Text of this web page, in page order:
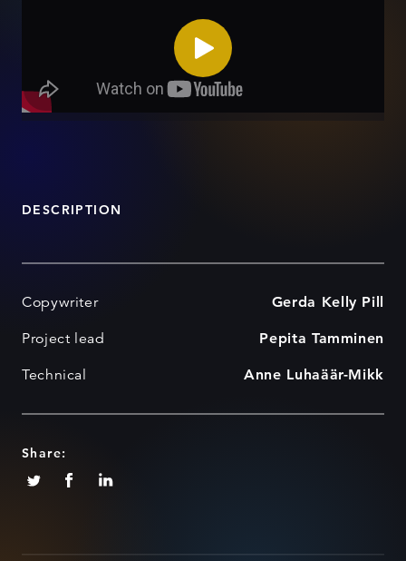
DESCRIPTION
Copywriter Gerda Kelly Pill
Project lead Pepita Tamminen
Technical Anne Luhaäär-Mikk
Share: